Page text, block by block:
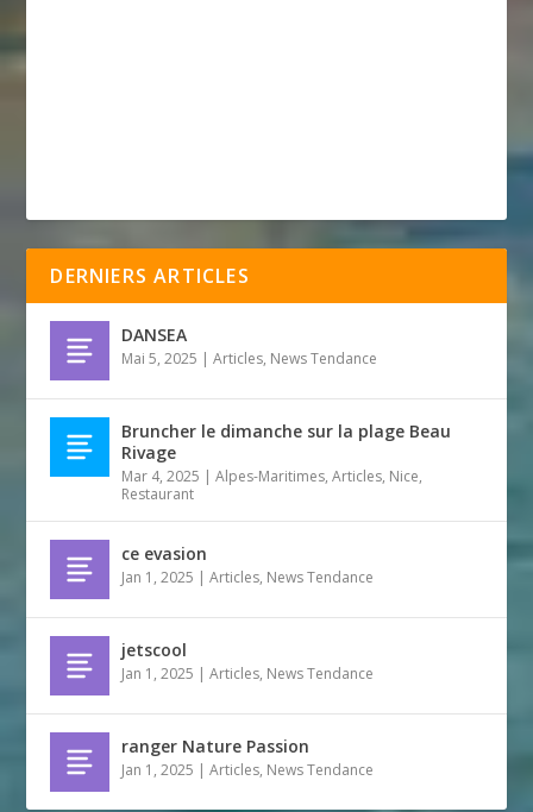
DERNIERS ARTICLES
DANSEA
Mai 5, 2025 |Articles, News Tendance
Bruncher le dimanche sur la plage Beau
Rivage
Mar 4, 2025 |Alpes-Maritimes,Articles, Nice,
Restaurant
ce evasion
Jan 1, 2025 |Articles, News Tendance
jetscool
Jan 1, 2025 |Articles, News Tendance
ranger Nature Passion
Jan 1, 2025 |Articles, News Tendance